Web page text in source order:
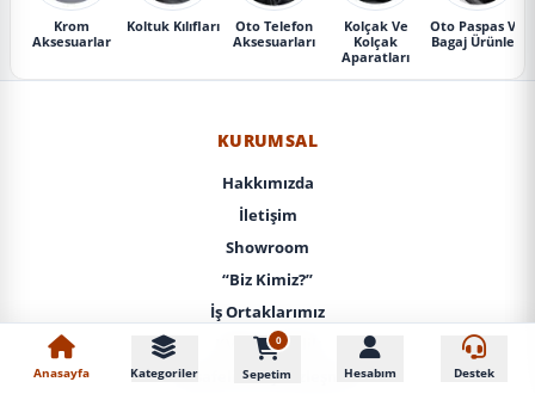
Krom
Aksesuarlar
Koltuk Kılıfları
Oto Telefon
Aksesuarları
Kolçak Ve
Kolçak
Aparatları
Oto Paspas Ve
Bagaj Ürünleri
KURUMSAL
Hakkımızda
İletişim
Showroom
“Biz Kimiz?”
İş Ortaklarımız
KVKK / Gizlilik
Mesafeli Satış Sözleşmesi
Anasayfa Kategoriler
0
Sepetim Hesabım Destek